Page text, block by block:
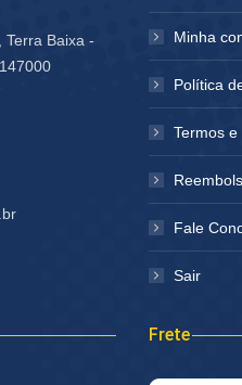
Terra Baixa -
Minha
Política
Termos
Fale
Sair
Frete